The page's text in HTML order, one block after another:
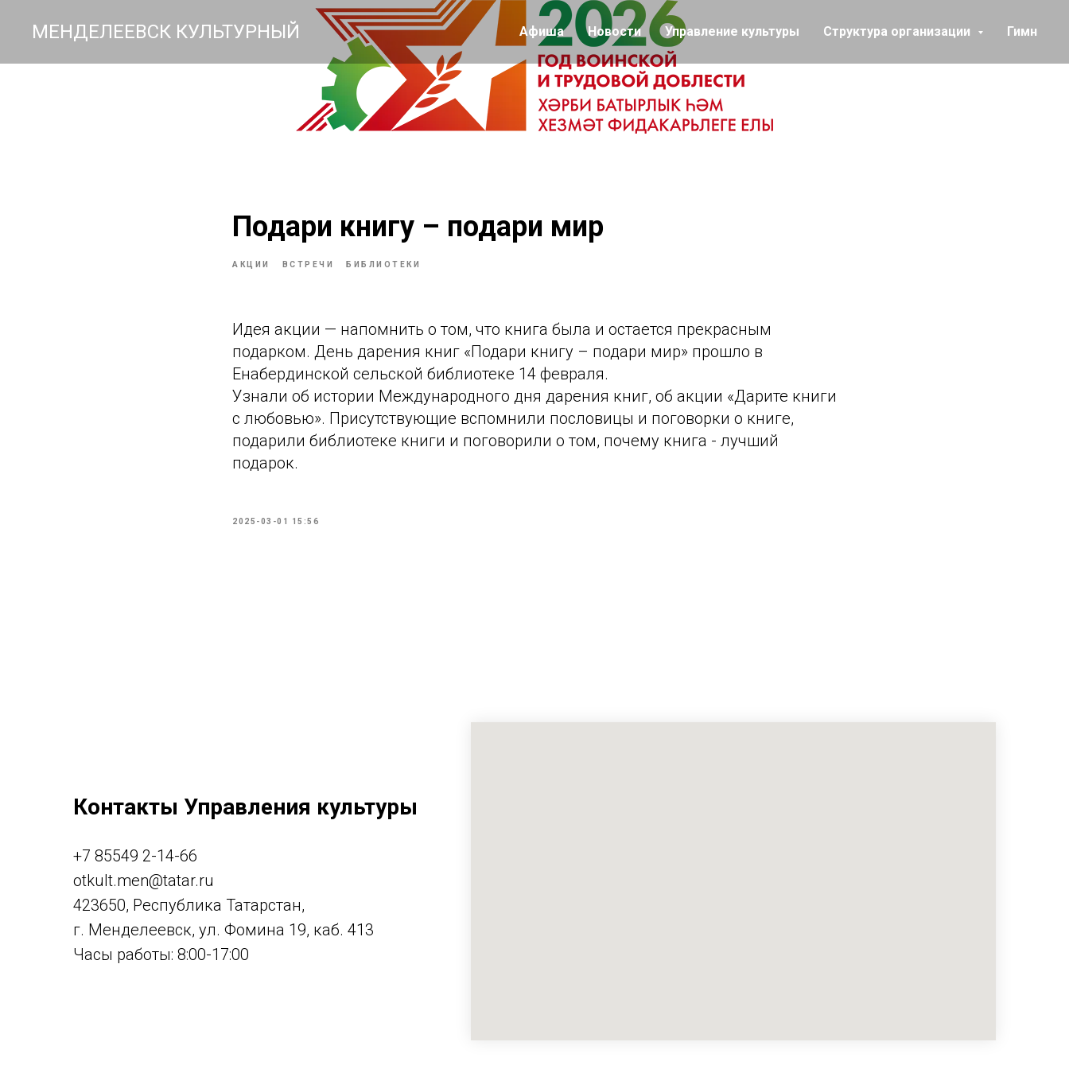
МЕНДЕЛЕЕВСК КУЛЬТУРНЫЙ Афиша Новости Управление культуры Структура организации Гимн
Подари книгу – подари мир
АКЦИИ ВСТРЕЧИ БИБЛИОТЕКИ
Идея акции — напомнить о том, что книга была и остается прекрасным
подарком. День дарения книг «Подари книгу – подари мир» прошло в
Енабердинской сельской библиотеке 14 февраля.
Узнали об истории Международного дня дарения книг, об акции «Дарите книги
с любовью». Присутствующие вспомнили пословицы и поговорки о книге,
подарили библиотеке книги и поговорили о том, почему книга - лучший
подарок.
2025-03-01 15:56
Контакты Управления культуры
+7 85549 2-14-66
otkult.men@tatar.ru
423650, Республика Татарстан,
г. Менделеевск, ул. Фомина 19, каб. 413
Часы работы: 8:00-17:00